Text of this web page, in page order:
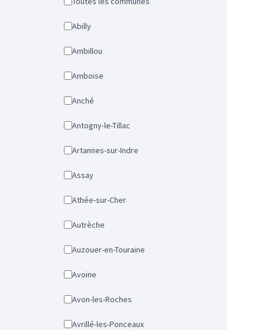
Abilly
Ambillou
Amboise
Anché
Antogny-le-Tillac
Artannes-sur-Indre
Assay
Athée-sur-Cher
Autrèche
Auzouer-en-Touraine
Avoine
Avon-les-Roches
Avrillé-les-Ponceaux